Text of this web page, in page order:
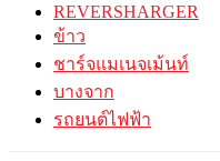
REVERSHARGER
ข้าว
ชาร์จแมเนจเม้นท์
บางจาก
รถยนต์ไฟฟ้า